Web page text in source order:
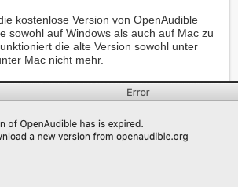
kostenlose Version von OpenAudible
sowohl auf Windows als auch auf Mac zu
die alte Version sowohl unter
Mac nicht mehr.